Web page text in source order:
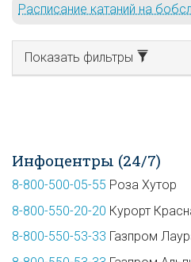
Расписание катаний на
Показать фильтры
Инфоцентры (24/7)
8-800-500-05-55 Роза Хутор
8-800-550-20-20 Курорт
8-800-550-53-33 Газпром